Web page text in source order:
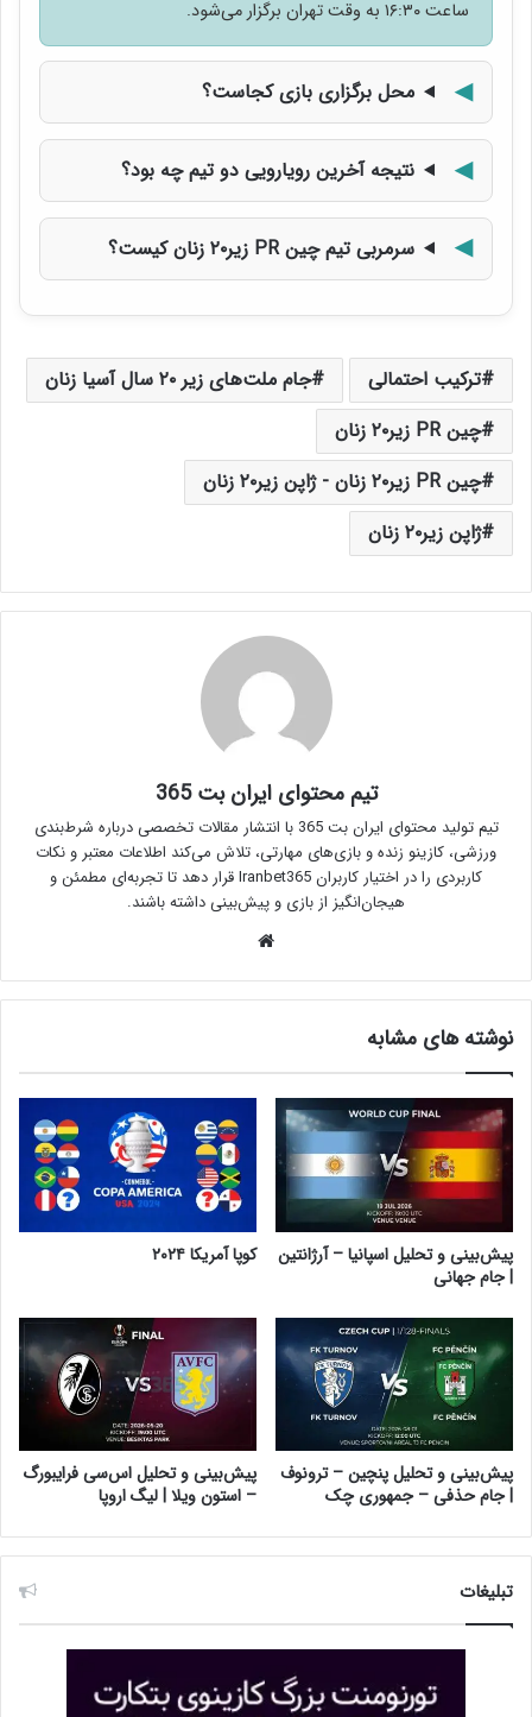
ساعت ۱۶:۳۰ به وقت تهران برگزار می‌شود.
محل برگزاری بازی کجاست؟
نتیجه آخرین رویارویی دو تیم چه بود؟
سرمربی تیم چین PR زیر۲۰ زنان کیست؟
ترکیب احتمالی
جام ملت‌های زیر ۲۰ سال آسیا زنان
چین PR زیر۲۰ زنان
چین PR زیر۲۰ زنان - ژاپن زیر۲۰ زنان
ژاپن زیر۲۰ زنان
تیم محتوای ایران بت 365
تیم تولید محتوای ایران بت 365 با انتشار مقالات تخصصی درباره شرط‌بندی
ورزشی، کازینو زنده و بازی‌های مهارتی، تلاش می‌کند اطلاعات معتبر و نکات
کاربردی را در اختیار کاربران Iranbet365 قرار دهد تا تجربه‌ای مطمئن و
هیجان‌انگیز از بازی و پیش‌بینی داشته باشند.
نوشته های مشابه
پیش‌بینی و تحلیل اسپانیا – آرژانتین
| جام جهانی
کوپا آمریکا ۲۰۲۴
پیش‌بینی و تحلیل پنچین – ترونوف
| جام حذفی – جمهوری چک
پیش‌بینی و تحلیل اس‌سی فرایبورگ
– استون ویلا | لیگ اروپا
تبلیغات